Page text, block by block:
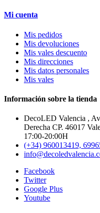
Mi cuenta
Mis pedidos
Mis devoluciones
Mis vales descuento
Mis direcciones
Mis datos personales
Mis vales
Información sobre la tienda
DecoLED Valencia ,
Derecha CP. 46017
17:00-20:00H
(+34) 960013419,
Facebook
Twitter
Google Plus
Youtube